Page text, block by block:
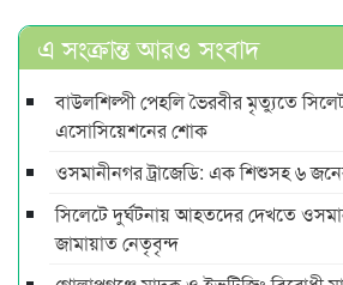
এ সংক্রান্ত আরও সংবাদ
বাউলশিল্পী পেহলি ভৈরবীর মৃত্যুতে
এসোসিয়েশনের শোক
ওসমানীনগর ট্রাজেডি: এক শিশুসহ ৬
সিলেটে দুর্ঘটনায় আহতদের দেখতে
জামায়াত নেতৃবৃন্দ